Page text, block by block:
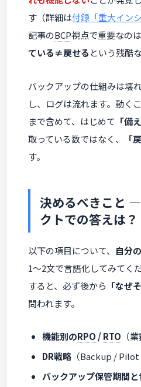
す（詳細は付録「重大イン
記事のBCP視点で重要なのは
ている≠戻せる という残酷
バックアップの仕組みは壊
し、ログは流れます。動く
まで含めて、はじめて 「備
取っている数ではなく、
「
す。
決めるべきこと
クトでの答えは？
以下の項目について、 自分
1〜2文で言語化してみてく
すると、必ず後から 「なぜ
問われます。
機能別のRPO /RTO （
DR戦略 （Backup /
バックアップ保管期間